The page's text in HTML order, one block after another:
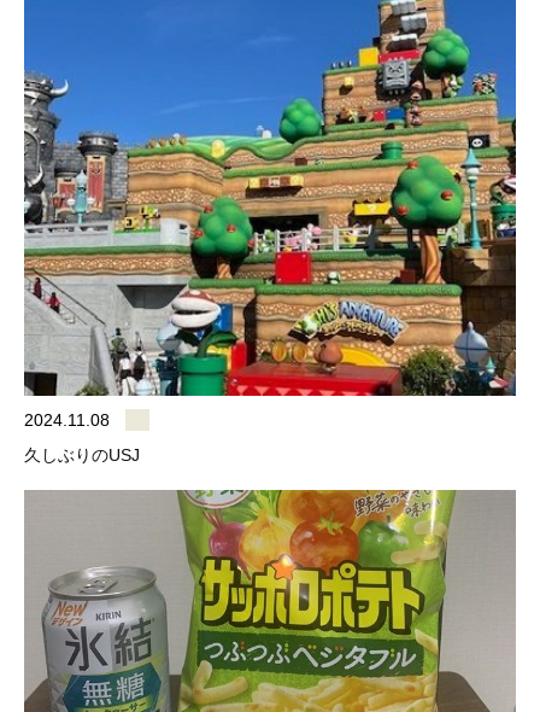
2024.11.08
久しぶりのUSJ